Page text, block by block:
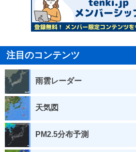
注目のコンテンツ
雨雲レーダー
天気図
PM2.5分布予測